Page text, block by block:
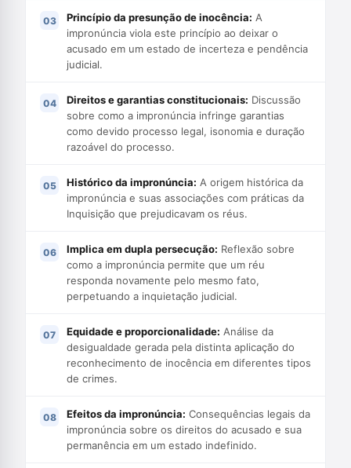
Princípio da presunção de inocência: A
impronúncia viola este princípio ao deixar o
acusado em um estado de incerteza e pendência
judicial.
Direitos e garantias constitucionais: Discussão
sobre como a impronúncia infringe garantias
como devido processo legal, isonomia e duração
razoável do processo.
Histórico da impronúncia: A origem histórica da
impronúncia e suas associações com práticas da
Inquisição que prejudicavam os réus.
Implica em dupla persecução: Reflexão sobre
como a impronúncia permite que um réu
responda novamente pelo mesmo fato,
perpetuando a inquietação judicial.
Equidade e proporcionalidade: Análise da
desigualdade gerada pela distinta aplicação do
reconhecimento de inocência em diferentes tipos
de crimes.
Efeitos da impronúncia: Consequências legais da
impronúncia sobre os direitos do acusado e sua
permanência em um estado indefinido.